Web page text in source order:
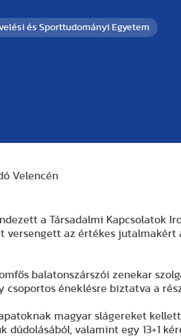
és Sporttudományi Egyetem
Velencén
a Társadalmi Kapcsolatok
versengett az értékes jutalmakért
balatonszárszói zenekar
csoportos éneklésre biztatva a
magyar slágereket
dúdolásából, valamint egy 13+1